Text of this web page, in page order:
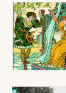
Expos
Sorties &
Jazz dans